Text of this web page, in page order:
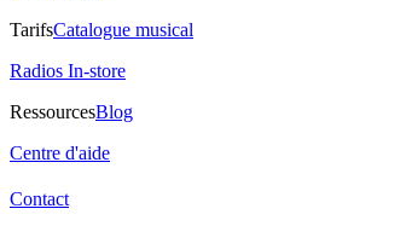
TarifsCatalogue musical
Radios In-store
RessourcesBlog
Centre d'aide
Contact